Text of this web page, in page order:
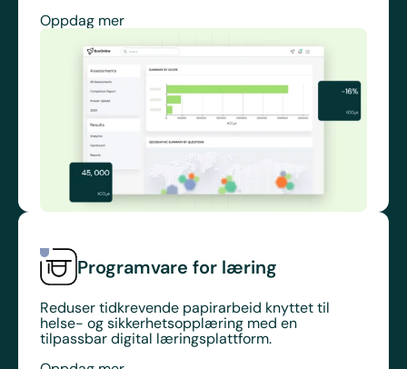
Oppdag mer
Programvare for læring
Reduser tidkrevende papirarbeid knyttet til
helse- og sikkerhetsopplæring med en
tilpassbar digital læringsplattform.